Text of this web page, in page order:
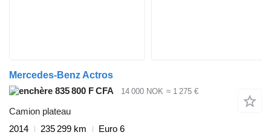
Mercedes-Benz Actros
835 800 F CFA
14 000 NOK ≈ 1 275 €
Camion plateau
2014
235 299 km
Euro 6